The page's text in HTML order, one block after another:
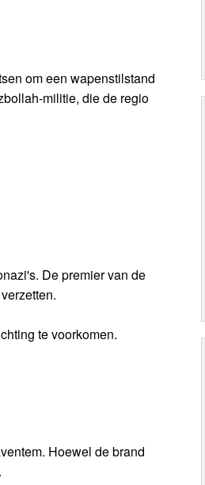
om een wapenstilstand
militie, die de regio
De premier van de
te voorkomen.
Hoewel de brand